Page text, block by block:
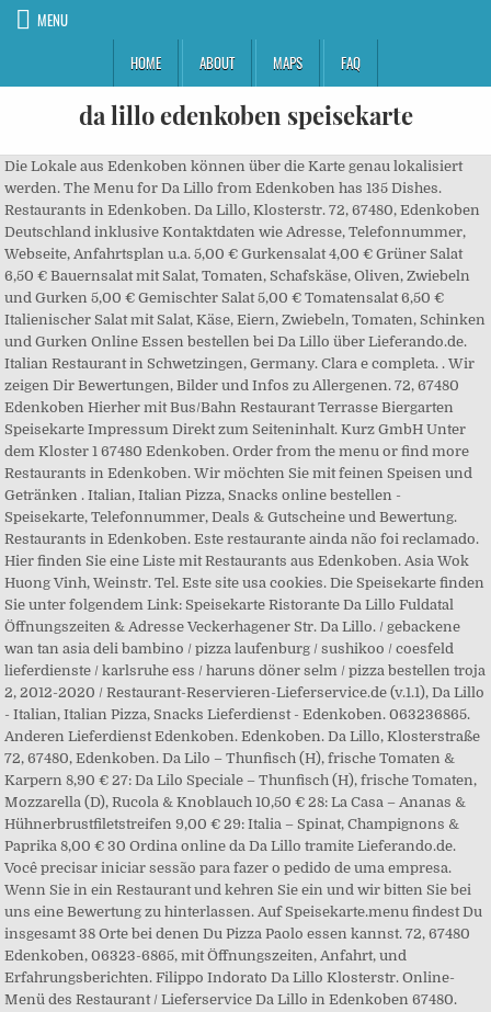
MENU
HOME
ABOUT MAPS FAQ
da lillo edenkoben speisekarte
Die Lokale aus Edenkoben können über die Karte genau lokalisiert
werden. The Menu for Da Lillo from Edenkoben has 135 Dishes.
Restaurants in Edenkoben. Da Lillo, Klosterstr. 72, 67480, Edenkoben
Deutschland inklusive Kontaktdaten wie Adresse, Telefonnummer,
Webseite, Anfahrtsplan u.a. 5,00 € Gurkensalat 4,00 € Grüner Salat
6,50 € Bauernsalat mit Salat, Tomaten, Schafskäse, Oliven, Zwiebeln
und Gurken 5,00 € Gemischter Salat 5,00 € Tomatensalat 6,50 €
Italienischer Salat mit Salat, Käse, Eiern, Zwiebeln, Tomaten, Schinken
und Gurken Online Essen bestellen bei Da Lillo über Lieferando.de.
Italian Restaurant in Schwetzingen, Germany. Clara e completa. . Wir
zeigen Dir Bewertungen, Bilder und Infos zu Allergenen. 72, 67480
Edenkoben Hierher mit Bus/Bahn Restaurant Terrasse Biergarten
Speisekarte Impressum Direkt zum Seiteninhalt. Kurz GmbH Unter
dem Kloster 1 67480 Edenkoben. Order from the menu or find more
Restaurants in Edenkoben. Wir möchten Sie mit feinen Speisen und
Getränken . Italian, Italian Pizza, Snacks online bestellen -
Speisekarte, Telefonnummer, Deals & Gutscheine und Bewertung.
Restaurants in Edenkoben. Este restaurante ainda não foi reclamado.
Hier finden Sie eine Liste mit Restaurants aus Edenkoben. Asia Wok
Huong Vinh, Weinstr. Tel. Este site usa cookies. Die Speisekarte finden
Sie unter folgendem Link: Speisekarte Ristorante Da Lillo Fuldatal
Öffnungszeiten & Adresse Veckerhagener Str. Da Lillo. / gebackene
wan tan asia deli bambino / pizza laufenburg / sushikoo / coesfeld
lieferdienste / karlsruhe ess / haruns döner selm / pizza bestellen troja
2, 2012-2020 / Restaurant-Reservieren-Lieferservice.de (v.1.1), Da Lillo
- Italian, Italian Pizza, Snacks Lieferdienst - Edenkoben. 063236865.
Anderen Lieferdienst Edenkoben. Edenkoben. Da Lillo, Klosterstraße
72, 67480, Edenkoben. Da Lilo – Thunfisch (H), frische Tomaten &
Karpern 8,90 € 27: Da Lilo Speciale – Thunfisch (H), frische Tomaten,
Mozzarella (D), Rucola & Knoblauch 10,50 € 28: La Casa – Ananas &
Hühnerbrustfiletstreifen 9,00 € 29: Italia – Spinat, Champignons &
Paprika 8,00 € 30 Ordina online da Da Lillo tramite Lieferando.de.
Você precisar iniciar sessão para fazer o pedido de uma empresa.
Wenn Sie in ein Restaurant und kehren Sie ein und wir bitten Sie bei
uns eine Bewertung zu hinterlassen. Auf Speisekarte.menu findest Du
insgesamt 38 Orte bei denen Du Pizza Paolo essen kannst. 72, 67480
Edenkoben, 06323-6865, mit Öffnungszeiten, Anfahrt, und
Erfahrungsberichten. Filippo Indorato Da Lillo Klosterstr. Online-
Menü des Restaurant / Lieferservice Da Lillo in Edenkoben 67480.